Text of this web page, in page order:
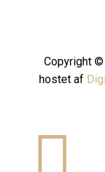
Copyright
hostet af